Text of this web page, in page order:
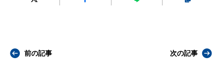
前の記事 次の記事